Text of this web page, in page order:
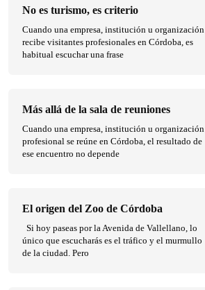
No es turismo, es criterio
Cuando una empresa, institución u organización
recibe visitantes profesionales en Córdoba, es
habitual escuchar una frase
Más allá de la sala de reuniones
Cuando una empresa, institución u organización
profesional se reúne en Córdoba, el resultado de
ese encuentro no depende
El origen del Zoo de Córdoba
Si hoy paseas por la Avenida de Vallellano, lo
único que escucharás es el tráfico y el murmullo
de la ciudad. Pero